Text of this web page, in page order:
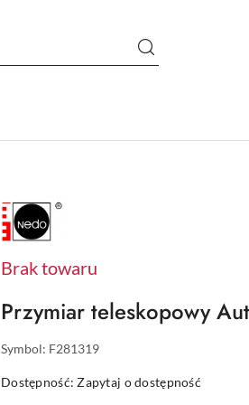
NAZWA
PRODUCENTA:
NEDO
Brak towaru
Przymiar teleskopowy
Symbol: F281319
Dostępność:Zapytaj o dostępność